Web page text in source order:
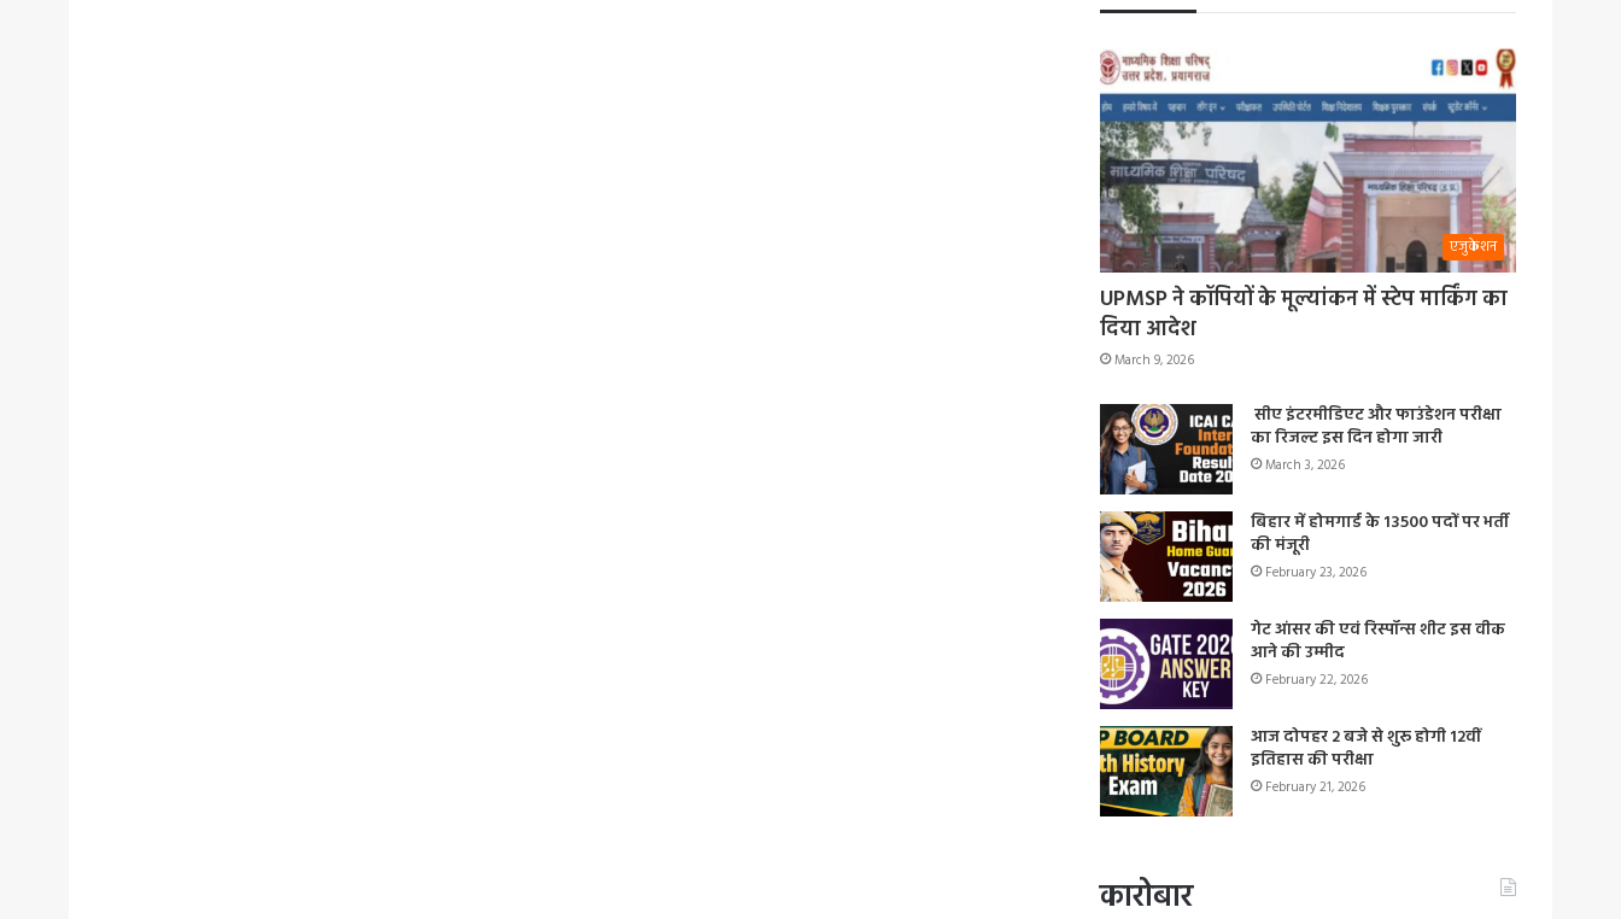
एजुकेशन
UPMSP ने कॉपियों के मूल्यांकन में स्टेप मार्किंग का
दिया आदेश
March 9, 2026
सीए इंटरमीडिएट और फाउंडेशन परीक्षा
का रिजल्ट इस दिन होगा जारी
March 3, 2026
बिहार में होमगार्ड के 13500 पदों पर भर्ती
की मंजूरी
February 23, 2026
गेट आंसर की एवं रिस्पॉन्स शीट इस वीक
आने की उम्मीद
February 22, 2026
आज दोपहर 2 बजे से शुरू होगी 12वीं
इतिहास की परीक्षा
February 21, 2026
कारोबार